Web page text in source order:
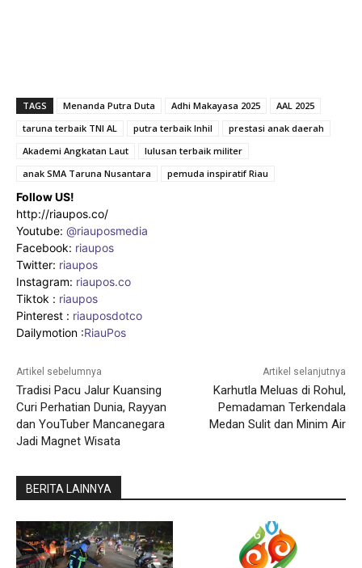
TAGS Menanda Putra Duta Adhi Makayasa 2025
AAL 2025
taruna terbaik TNI AL
putra terbaik Inhil
prestasi anak daerah
Akademi Angkatan Laut
lulusan terbaik militer
anak SMA Taruna Nusantara
pemuda inspiratif Riau
Follow US!
http://riaupos.co/
Youtube: @riauposmedia
Facebook: riaupos
Twitter: riaupos
Instagram: riaupos.co
Tiktok : riaupos
Pinterest : riauposdotco
Dailymotion :RiauPos
Artikel sebelumnya
Tradisi Pacu Jalur Kuansing
Curi Perhatian Dunia, Rayyan
dan YouTuber Mancanegara
Jadi Magnet Wisata
Artikel selanjutnya
Karhutla Meluas di Rohul,
Pemadaman Terkendala
Medan Sulit dan Minim Air
BERITA LAINNYA